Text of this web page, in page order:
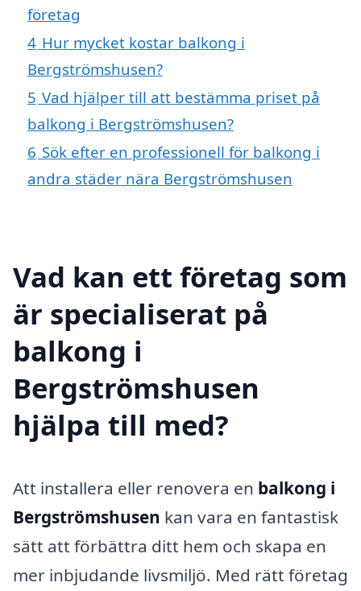
företag
4 Hur mycket kostar balkong i
Bergströmshusen?
5 Vad hjälper till att bestämma priset på
balkong i Bergströmshusen?
6 Sök efter en professionell för balkong i
andra städer nära Bergströmshusen
Vad kan ett företag som
är specialiserat på
balkong i
Bergströmshusen
hjälpa till med?
Att installera eller renovera en balkong i
Bergströmshusen kan vara en fantastisk
sätt att förbättra ditt hem och skapa en
mer inbjudande livsmiljö. Med rätt företag